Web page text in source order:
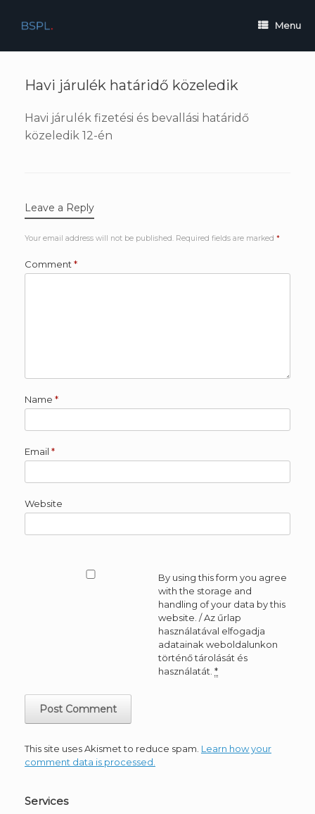
content
Menu
Havi járulék határidő közeledik
Havi járulék fizetési és bevallási határidő
közeledik 12-én
Leave a Reply
Your email address will not be published. Required fields are marked *
Comment *
Name *
Email *
Website
By using this form you agree
with the storage and
handling of your data by this
website. / Az űrlap
használatával elfogadja
adatainak weboldalunkon
történő tárolását és
használatát. *
This site uses Akismet to reduce spam. Learn how your
comment data is processed.
Services